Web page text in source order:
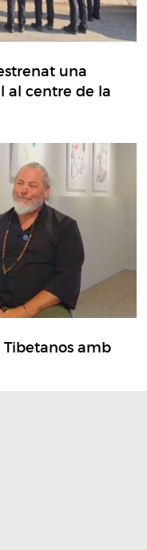
una
al centre de la
amb